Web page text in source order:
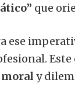
que
ese
y